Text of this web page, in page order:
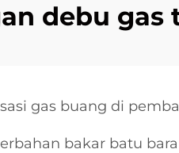
debu gas
gas buang di
bakar batu bara